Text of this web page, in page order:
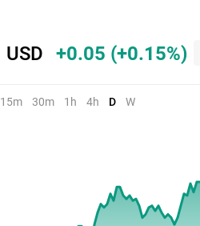
USD +0.05 (+0.15%)
15m 30m 1h 4h D W